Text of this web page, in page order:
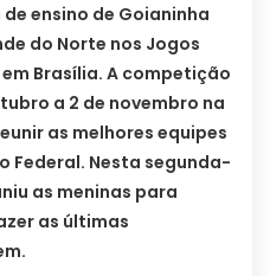
ensino de Goianinha
do Norte nos Jogos
em Brasília. A competição
a 2 de novembro na
as melhores equipes
Federal. Nesta segunda-
as meninas para
as últimas